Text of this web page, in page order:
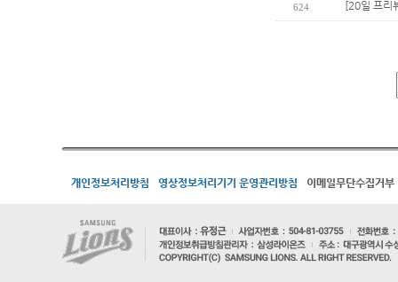
624 [20일 프리
개인정보처리방침 영상정보처리기기 운영관리방침 이메일무단수집거부